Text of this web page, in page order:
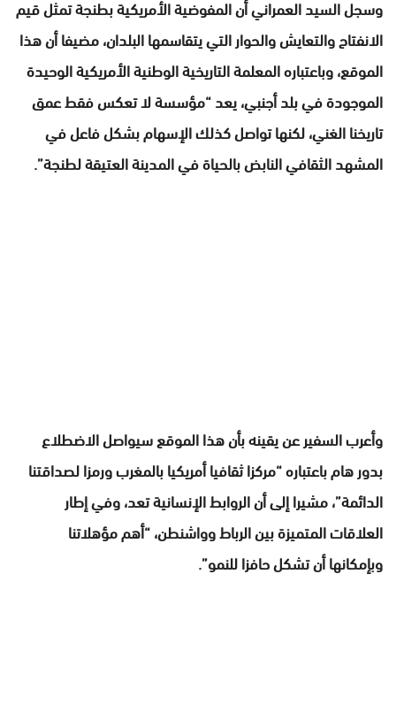
وسجل السيد العمراني أن المفوضية الأمريكية بطنجة تمثل قيم
الانفتاح والتعايش والحوار التي يتقاسمها البلدان، مضيفا أن هذا
الموقع، وباعتباره المعلمة التاريخية الوطنية الأمريكية الوحيدة
الموجودة في بلد أجنبي، يعد “مؤسسة لا تعكس فقط عمق
تاريخنا الغني، لكنها تواصل كذلك الإسهام بشكل فاعل في
المشهد الثقافي النابض بالحياة في المدينة العتيقة لطنجة”.
وأعرب السفير عن يقينه بأن هذا الموقع سيواصل الاضطلاع
بدور هام باعتباره “مركزا ثقافيا أمريكيا بالمغرب ورمزا لصداقتنا
الدائمة”، مشيرا إلى أن الروابط الإنسانية تعد، وفي إطار
العلاقات المتميزة بين الرباط وواشنطن، “أهم مؤهلاتنا
وبإمكانها أن تشكل حافزا للنمو”.